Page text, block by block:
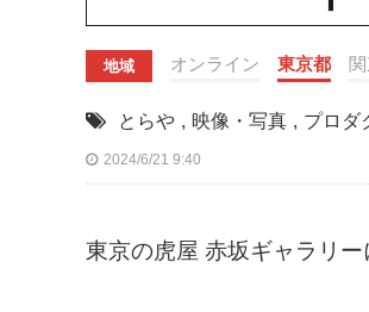
地域 オンライン 東京都
とらや , 映像・写真 , プロダ
2024/6/21 9:40
東京の虎屋 赤坂ギャラリ